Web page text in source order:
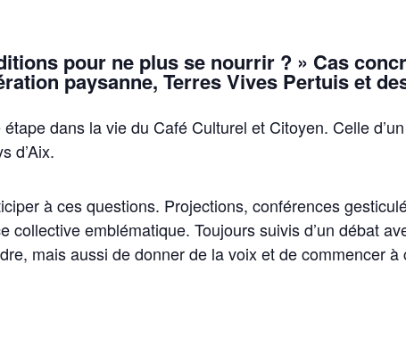
pour ne plus se nourrir ? » Cas
paysanne, Terres Vives Pertuis et
dans la vie du Café Culturel et Citoyen. Celle
d’Aix.
à ces questions. Projections, conférences
collective emblématique. Toujours suivis d’un débat
mais aussi de donner de la voix et de commencer à